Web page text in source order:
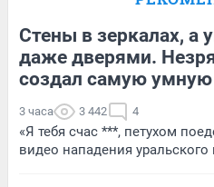
Стены в зеркалах, а
даже дверями.
создал самую умную
3 часа 3 442 4
«Я тебя счас ***, петухом
видео нападения